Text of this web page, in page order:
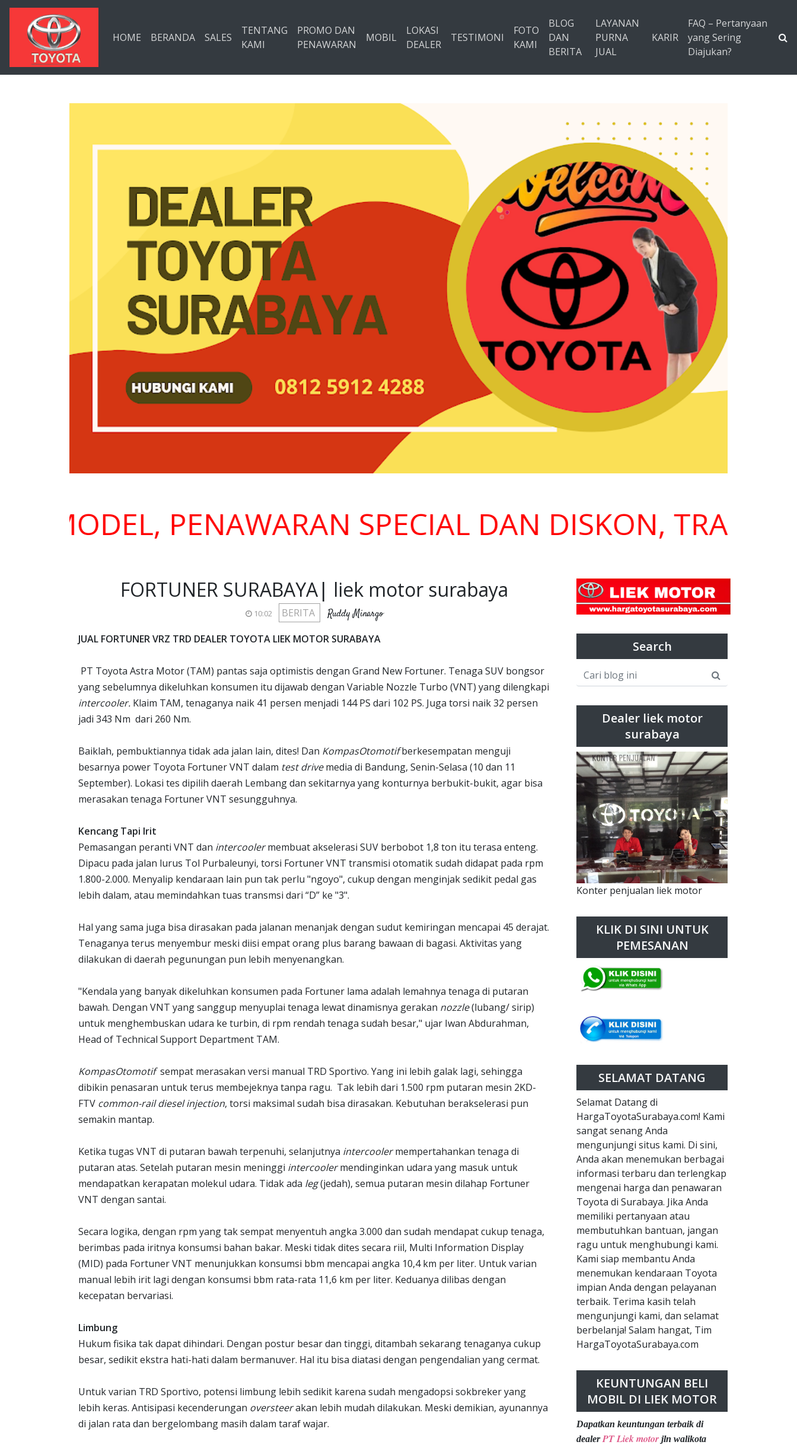
Langsung ke konten utama
HOME BERANDA SALES
TENTANG
KAMI
PROMO DAN
PENAWARAN
MOBIL
LOKASI
DEALER
TESTIMONI
FOTO
KAMI
BLOG
DAN
BERITA
LAYANAN
PURNA
JUAL
KARIR
FAQ – Pertanyaan
yang Sering
Diajukan?
PENAWARAN SPECIAL DAN DISKON,
FORTUNER SURABAYA| liek motor surabaya
10:02 BERITA Ruddy Minargo
JUAL FORTUNER VRZ TRD DEALER TOYOTA LIEK MOTOR SURABAYA
PT Toyota Astra Motor (TAM) pantas saja optimistis dengan Grand New Fortuner. Tenaga SUV bongsor
yang sebelumnya dikeluhkan konsumen itu dijawab dengan Variable Nozzle Turbo (VNT) yang dilengkapi
intercooler. Klaim TAM, tenaganya naik 41 persen menjadi 144 PS dari 102 PS. Juga torsi naik 32 persen
jadi 343 Nm dari 260 Nm.
Baiklah, pembuktiannya tidak ada jalan lain, dites! Dan KompasOtomotifberkesempatan menguji
besarnya power Toyota Fortuner VNT dalam test drivemedia di Bandung, Senin-Selasa (10 dan 11
September). Lokasi tes dipilih daerah Lembang dan sekitarnya yang konturnya berbukit-bukit, agar bisa
merasakan tenaga Fortuner VNT sesungguhnya.
Kencang Tapi Irit
Pemasangan peranti VNT dan intercoolermembuat akselerasi SUV berbobot 1,8 ton itu terasa enteng.
Dipacu pada jalan lurus Tol Purbaleunyi, torsi Fortuner VNT transmisi otomatik sudah didapat pada rpm
1.800-2.000. Menyalip kendaraan lain pun tak perlu "ngoyo", cukup dengan menginjak sedikit pedal gas
lebih dalam, atau memindahkan tuas transmsi dari “D” ke "3".
Hal yang sama juga bisa dirasakan pada jalanan menanjak dengan sudut kemiringan mencapai 45 derajat.
Tenaganya terus menyembur meski diisi empat orang plus barang bawaan di bagasi. Aktivitas yang
dilakukan di daerah pegunungan pun lebih menyenangkan.
"Kendala yang banyak dikeluhkan konsumen pada Fortuner lama adalah lemahnya tenaga di putaran
bawah. Dengan VNT yang sanggup menyuplai tenaga lewat dinamisnya gerakan nozzle(lubang/ sirip)
untuk menghembuskan udara ke turbin, di rpm rendah tenaga sudah besar," ujar Iwan Abdurahman,
Head of Technical Support Department TAM.
KompasOtomotifsempat merasakan versi manual TRD Sportivo. Yang ini lebih galak lagi, sehingga
dibikin penasaran untuk terus membejeknya tanpa ragu. Tak lebih dari 1.500 rpm putaran mesin 2KD-
FTV common-rail diesel injection, torsi maksimal sudah bisa dirasakan. Kebutuhan berakselerasi pun
semakin mantap.
Ketika tugas VNT di putaran bawah terpenuhi, selanjutnya intercoolermempertahankan tenaga di
putaran atas. Setelah putaran mesin meninggi intercoolermendinginkan udara yang masuk untuk
mendapatkan kerapatan molekul udara. Tidak ada leg(jedah), semua putaran mesin dilahap Fortuner
VNT dengan santai.
Secara logika, dengan rpm yang tak sempat menyentuh angka 3.000 dan sudah mendapat cukup tenaga,
berimbas pada iritnya konsumsi bahan bakar. Meski tidak dites secara riil, Multi Information Display
(MID) pada Fortuner VNT menunjukkan konsumsi bbm mencapai angka 10,4 km per liter. Untuk varian
manual lebih irit lagi dengan konsumsi bbm rata-rata 11,6 km per liter. Keduanya dilibas dengan
kecepatan bervariasi.
Limbung
Hukum fisika tak dapat dihindari. Dengan postur besar dan tinggi, ditambah sekarang tenaganya cukup
besar, sedikit ekstra hati-hati dalam bermanuver. Hal itu bisa diatasi dengan pengendalian yang cermat.
Untuk varian TRD Sportivo, potensi limbung lebih sedikit karena sudah mengadopsi sokbreker yang
lebih keras. Antisipasi kecenderungan oversteerakan lebih mudah dilakukan. Meski demikian, ayunannya
di jalan rata dan bergelombang masih dalam taraf wajar.
Search
Dealer liek motor
surabaya
Konter penjualan liek motor
KLIK DI SINI UNTUK
PEMESANAN
SELAMAT DATANG
Selamat Datang di
HargaToyotaSurabaya.com! Kami
sangat senang Anda
mengunjungi situs kami. Di sini,
Anda akan menemukan berbagai
informasi terbaru dan terlengkap
mengenai harga dan penawaran
Toyota di Surabaya. Jika Anda
memiliki pertanyaan atau
membutuhkan bantuan, jangan
ragu untuk menghubungi kami.
Kami siap membantu Anda
menemukan kendaraan Toyota
impian Anda dengan pelayanan
terbaik. Terima kasih telah
mengunjungi kami, dan selamat
berbelanja! Salam hangat, Tim
HargaToyotaSurabaya.com
KEUNTUNGAN BELI
MOBIL DI LIEK MOTOR
Dapatkan keuntungan terbaik di
dealerPT Liek motor jln walikota